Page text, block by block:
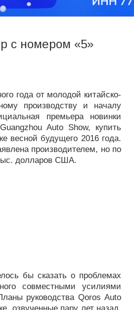
с номером «5»
года от молодой китайско-
производству и началу
премьера новинки
Auto Show, купить
весной будущего 2016 года.
производителем, но по
долларов США.
бы сказать о проблемах
совместными усилиями
руководства Qoros Auto
озвученные пару лет назад,